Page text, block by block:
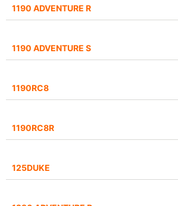
1190 ADVENTURE R
1190 ADVENTURE S
1190RC8
1190RC8R
125DUKE